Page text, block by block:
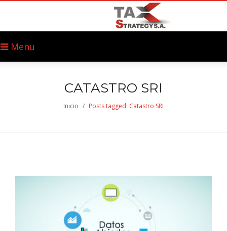
Menu
CATASTRO SRI
Inicio / Posts tagged: Catastro SRI